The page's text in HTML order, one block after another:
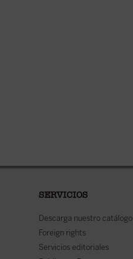
SERVICIOS
Descarga nuestro catálogo
Foreign rights
Servicios editoriales